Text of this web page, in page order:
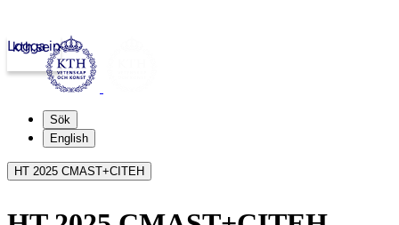
kth.se
Logga in
Sök
English
HT 2025 CMAST+CITEH